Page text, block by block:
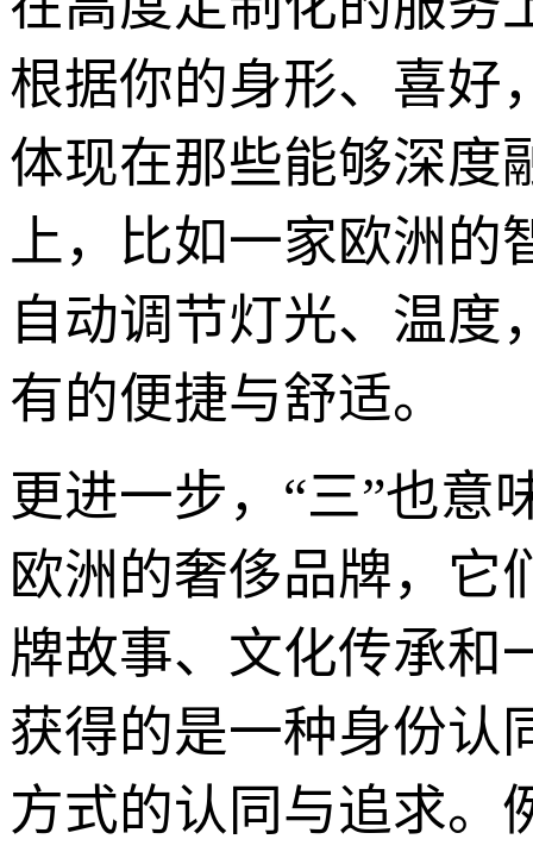
根据你的身形、喜好
体现在那些能够深度
上，比如一家欧洲的
自动调节灯光、温度
有的便捷与舒适。
更进一步，“三”也意
欧洲的奢侈品牌，它
牌故事、文化传承和
获得的是一种身份认
方式的认同与追求。